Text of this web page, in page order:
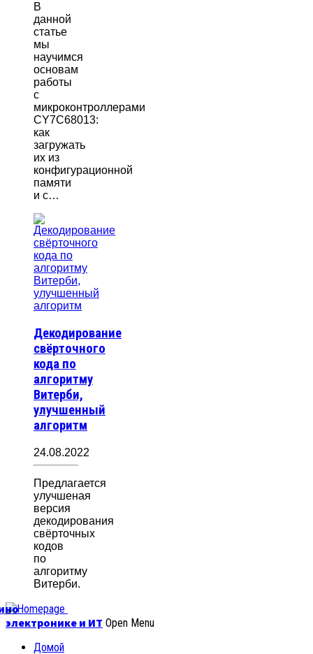
В
данной
статье
мы
научимся
основам
работы
с
микроконтроллерами
CY7C68013:
как
загружать
их из
конфигурационной
памяти
и с…
Декодирование
свёрточного
кода по
алгоритму
Витерби,
улучшенный
алгоритм
24.08.2022
Предлагается
улучшеная
версия
декодирования
свёрточных
кодов
по
алгоритму
Витерби.
электронике и ИТ Open Menu
Домой